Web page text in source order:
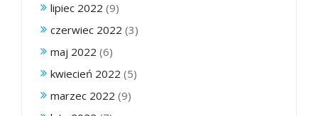
lipiec 2022 (9)
czerwiec 2022 (3)
maj 2022 (6)
kwiecień 2022 (5)
marzec 2022 (9)